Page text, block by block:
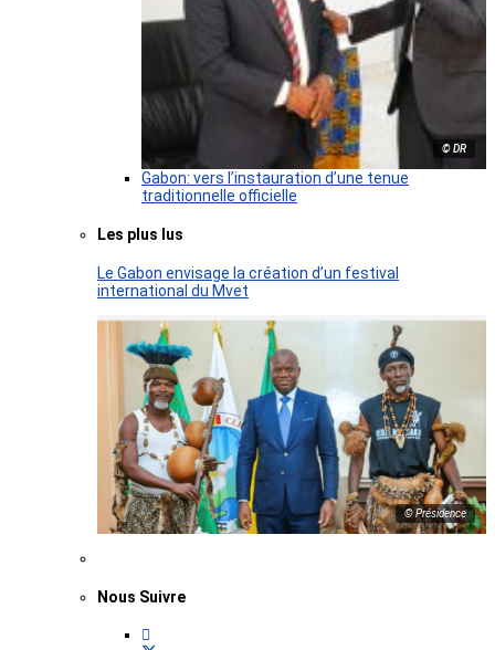
© DR
Gabon: vers l’instauration d’une tenue
traditionnelle officielle
Les plus lus
Le Gabon envisage la création d’un festival
international du Mvet
© Présidence
Nous Suivre